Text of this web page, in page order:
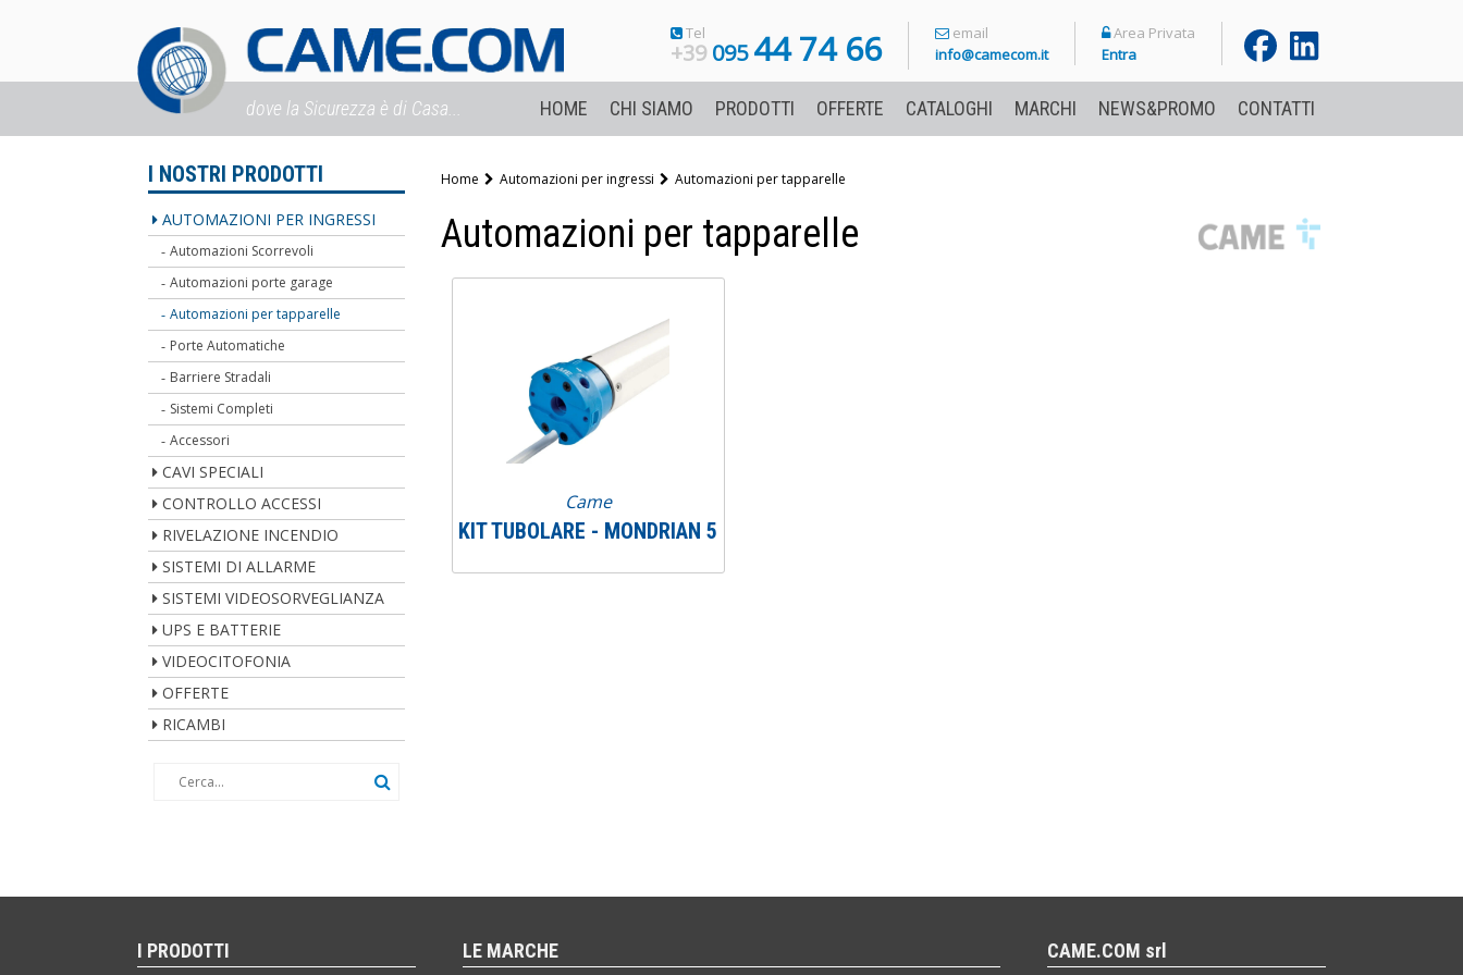
dove la Sicurezza è di Casa...
Area Privata
Entra
email
info@camecom.it
Tel
+39 09544 74 66
HOME CHI SIAMO PRODOTTI OFFERTE CATALOGHI MARCHI NEWS&PROMO CONTATTI
Home Automazioni per ingressi Automazioni per tapparelle
Automazioni per tapparelle
Came
KIT TUBOLARE - MONDRIAN 5
I NOSTRI PRODOTTI
AUTOMAZIONI PER INGRESSI
Automazioni Scorrevoli
Automazioni porte garage
Automazioni per tapparelle
Porte Automatiche
Barriere Stradali
Sistemi Completi
Accessori
CAVI SPECIALI
CONTROLLO ACCESSI
RIVELAZIONE INCENDIO
SISTEMI DI ALLARME
SISTEMI VIDEOSORVEGLIANZA
UPS E BATTERIE
VIDEOCITOFONIA
OFFERTE
RICAMBI
I PRODOTTI LE MARCHE CAME.COM srl